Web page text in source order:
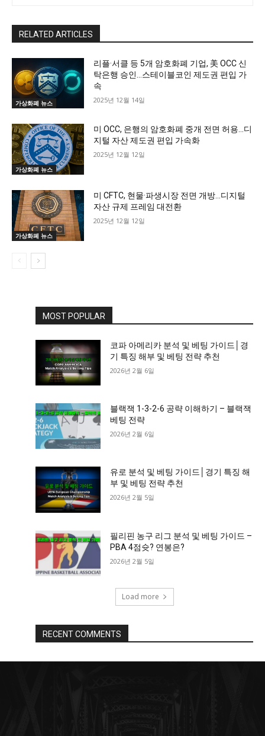
RELATED ARTICLES
가상화폐 뉴스
리플·서클 등 5개 암호화폐 기업, 美 OCC 신
탁은행 승인…스테이블코인 제도권 편입 가
속
2025년 12월 14일
가상화폐 뉴스
미 OCC, 은행의 암호화폐 중개 전면 허용…디
지털 자산 제도권 편입 가속화
2025년 12월 12일
가상화폐 뉴스
미 CFTC, 현물·파생시장 전면 개방…디지털
자산 규제 프레임 대전환
2025년 12월 12일
MOST POPULAR
코파 아메리카 분석 및 베팅 가이드│경
기 특징 해부 및 베팅 전략 추천
2026년 2월 6일
블랙잭 1-3-2-6 공략 이해하기 – 블랙잭
베팅 전략
2026년 2월 6일
유로 분석 및 베팅 가이드│경기 특징 해
부 및 베팅 전략 추천
2026년 2월 5일
필리핀 농구 리그 분석 및 베팅 가이드 –
PBA 4점슛? 연봉은?
2026년 2월 5일
Load more
RECENT COMMENTS